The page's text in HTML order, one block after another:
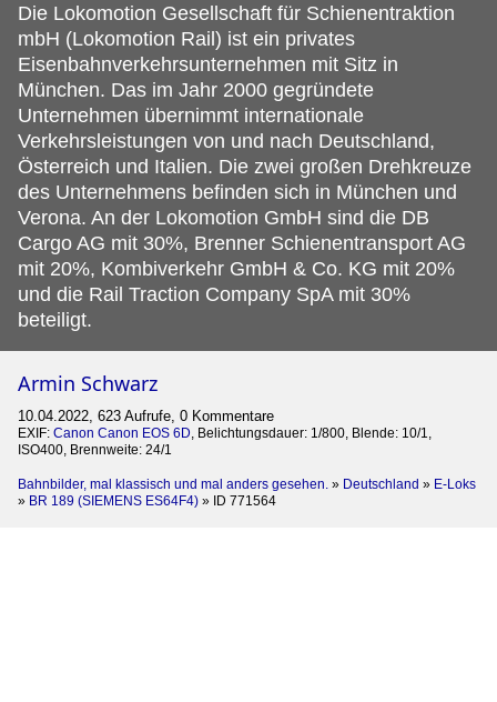
Die Lokomotion Gesellschaft für Schienentraktion
mbH (Lokomotion Rail) ist ein privates
Eisenbahnverkehrsunternehmen mit Sitz in
München. Das im Jahr 2000 gegründete
Unternehmen übernimmt internationale
Verkehrsleistungen von und nach Deutschland,
Österreich und Italien. Die zwei großen Drehkreuze
des Unternehmens befinden sich in München und
Verona. An der Lokomotion GmbH sind die DB
Cargo AG mit 30%, Brenner Schienentransport AG
mit 20%, Kombiverkehr GmbH & Co. KG mit 20%
und die Rail Traction Company SpA mit 30%
beteiligt.
Armin Schwarz
10.04.2022, 623 Aufrufe, 0 Kommentare
EXIF: Canon Canon EOS 6D, Belichtungsdauer: 1/800, Blende: 10/1,
ISO400, Brennweite: 24/1
Bahnbilder, mal klassisch und mal anders gesehen. » Deutschland » E-Loks
» BR 189 (SIEMENS ES64F4) » ID 771564